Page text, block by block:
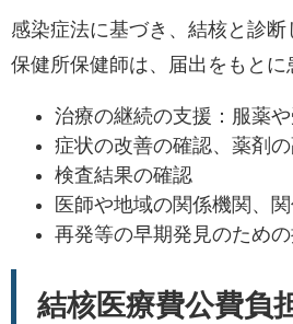
感染症法に基づき、結核と診
保健所保健師は、届出をもとに
治療の継続の支援：服薬
症状の改善の確認、薬剤
検査結果の確認
医師や地域の関係機関、
再発等の早期発見のため
結核医療費公費負